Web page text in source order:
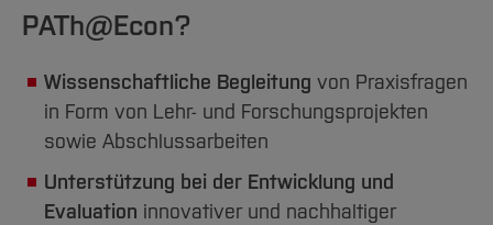
Arbeiten im FB G
Forschung und Projekte
Team
Service
Studiengänge
Studieninteressierte
Aktuelles
Fachgruppen
Forschung und Entwicklung
Team
Notfall-Infos
BO Shop
Familiengerechte Hochschule
Diskriminierungsfreie Hochschule
Vertretungen
Hochschulbibliothek
International Office
Medienzentrum
qed-Stiftung
Zentrale Studienberatung
PATh@Econ?
Wissenschaftliche Begleitung von Praxisfragen
in Form von Lehr- und Forschungsprojekten
sowie Abschlussarbeiten
Unterstützung bei der Entwicklung und
Evaluation innovativer und nachhaltiger